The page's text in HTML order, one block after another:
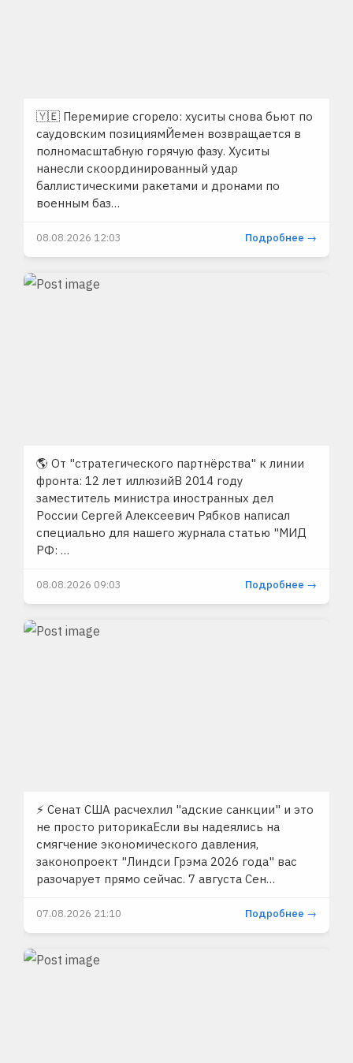
🇾🇪 Перемирие сгорело: хуситы снова бьют по
саудовским позициямЙемен возвращается в
полномасштабную горячую фазу. Хуситы
нанесли скоординированный удар
баллистическими ракетами и дронами по
военным баз…
08.08.2026 12:03 Подробнее →
🌎 От "стратегического партнёрства" к линии
фронта: 12 лет иллюзийВ 2014 году
заместитель министра иностранных дел
России Сергей Алексеевич Рябков написал
специально для нашего журнала статью "МИД
РФ: …
08.08.2026 09:03 Подробнее →
⚡️ Сенат США расчехлил "адские санкции" и это
не просто риторикаЕсли вы надеялись на
смягчение экономического давления,
законопроект "Линдси Грэма 2026 года" вас
разочарует прямо сейчас. 7 августа Сен…
07.08.2026 21:10 Подробнее →